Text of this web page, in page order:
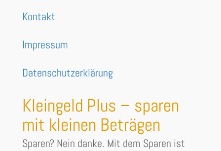
Kontakt
Impressum
Datenschutzerklärung
Kleingeld Plus – sparen
mit kleinen Beträgen
Sparen? Nein danke. Mit dem Sparen ist